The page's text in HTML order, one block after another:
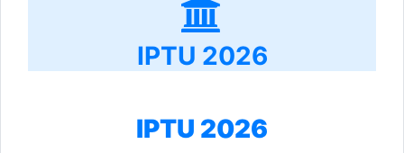
IPTU 2026
IPTU 2026